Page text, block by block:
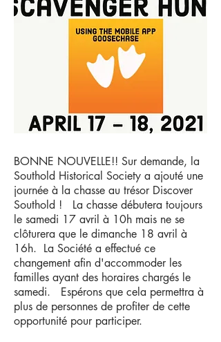
BONNE NOUVELLE!! Sur demande, la
Southold Historical Society a ajouté une
journée à la chasse au trésor Discover
Southold ! La chasse débutera toujours
le samedi 17 avril à 10h mais ne se
clôturera que le dimanche 18 avril à
16h. La Société a effectué ce
changement afin d'accommoder les
familles ayant des horaires chargés le
samedi. Espérons que cela permettra à
plus de personnes de profiter de cette
opportunité pour participer.